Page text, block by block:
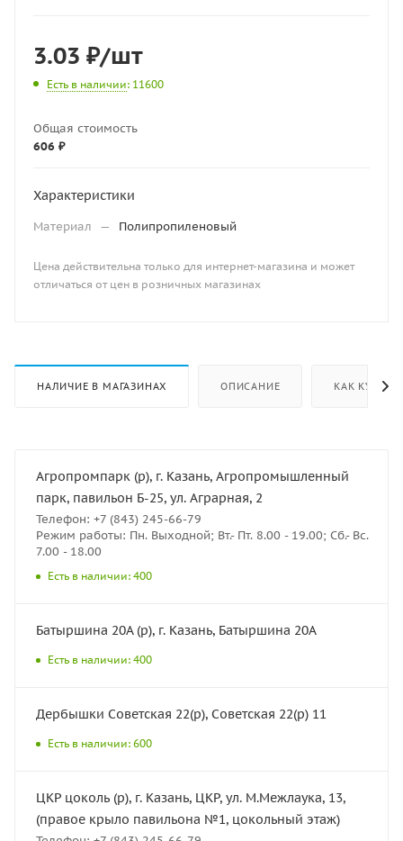
3.03 ₽/шт
Есть в наличии: 11600
Общая стоимость
606 ₽
Характеристики
Материал — Полипропиленовый
Цена действительна только для интернет-магазина и может
отличаться от цен в розничных магазинах
НАЛИЧИЕ В МАГАЗИНАХ ОПИСАНИЕ КАК КУПИТЬ
Агропромпарк (р), г. Казань, Агропромышленный
парк, павильон Б-25, ул. Аграрная, 2
Телефон: +7 (843) 245-66-79
Режим работы: Пн. Выходной; Вт.- Пт. 8.00 - 19.00; Сб.- Вс.
7.00 - 18.00
Есть в наличии: 400
Батыршина 20А (р), г. Казань, Батыршина 20А
Есть в наличии: 400
Дербышки Советская 22(р), Советская 22(р) 11
Есть в наличии: 600
ЦКР цоколь (р), г. Казань, ЦКР, ул. М.Межлаука, 13,
(правое крыло павильона №1, цокольный этаж)